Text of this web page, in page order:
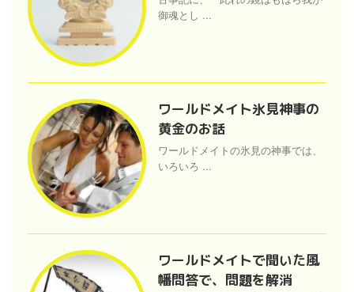
御魂とし ...
ワールドメイト氷見神事の
黄金のお話
ワールドメイトの氷見の神事では、
いろいろ ...
ワールドメイトで聞いた風
幡問答で、問題を解消